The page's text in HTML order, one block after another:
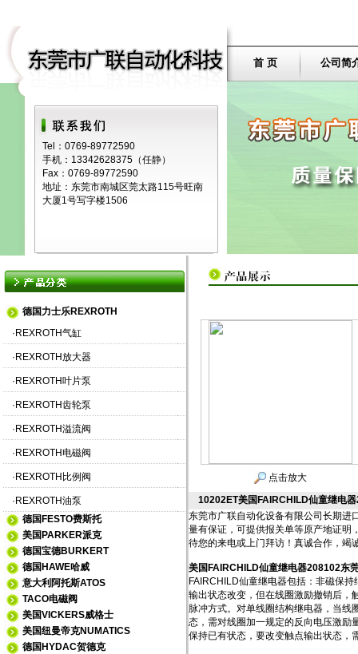
Tel：0769-89772590
手机：13342628375（任静）
Fax：0769-89772590
地址：东莞市南城区莞太路115号旺南
大厦1号写字楼1506
首 页 公司简
德国力士乐REXROTH
· REXROTH气缸
· REXROTH放大器
· REXROTH叶片泵
· REXROTH齿轮泵
· REXROTH溢流阀
· REXROTH电磁阀
· REXROTH比例阀
· REXROTH油泵
德国FESTO费斯托
美国PARKER派克
德国宝德BURKERT
德国HAWE哈威
意大利阿托斯ATOS
TACO电磁阀
美国VICKERS威格士
美国纽曼帝克NUMATICS
德国HYDAC贺德克
点击放大
10202ET美国FAIRCHILD仙童继电
东莞市广联自动化设备有限公司长期进
量有保证，可提供报关单等原产地证明
待您的来电或上门拜访！真诚合作，竭
美国FAIRCHILD仙童继电器208102东
FAIRCHILD仙童继电器包括：非磁保
输出状态改变，但在线圈激励撤销后，
脉冲方式。对单线圈结构继电器，当线
态，需对线圈加一规定的反向电压激励
保持已有状态，要改变触点输出状态，